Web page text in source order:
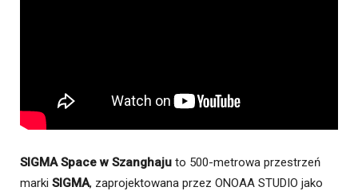
SIGMA Space w Szanghaju to 500-metrowa przestrzeń
marki SIGMA, zaprojektowana przez ONOAA STUDIO jako